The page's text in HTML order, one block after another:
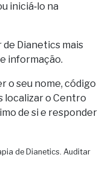
iniciá‑lo na
Dianetics mais
informação.
o seu nome, código
localizar o Centro
de si e responder
de Dianetics. Auditar